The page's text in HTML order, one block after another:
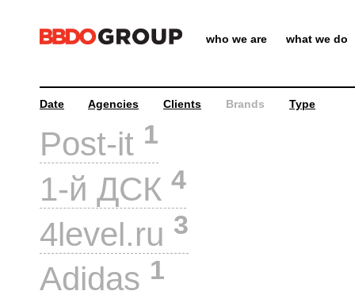
who we are what we do
Date Agencies Clients Brands Type
Post-it 1
1-й ДСК 4
4level.ru 3
Adidas 1